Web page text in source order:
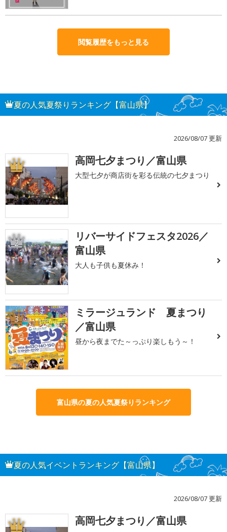
閲覧履歴をもっと見る
夏の人気夏祭りランキング【富山県】
2026/08/07 更新
1 高岡七夕まつり／富山県
大型七夕が商店街を彩る伝統の七夕まつり
2
リバーサイドフェスタ2026／
富山県
大人も子供も夏休み！
3
ミラージュランド 夏まつり
／富山県
昼から夜までた～っぷり楽しもう～！
富山県の夏の人気夏祭りランキング
夏の人気イベントランキング【富山県】
2026/08/07 更新
1 高岡七夕まつり／富山県